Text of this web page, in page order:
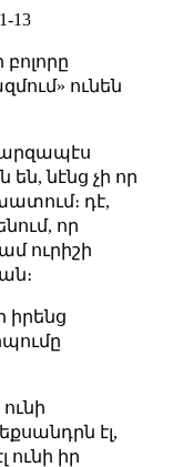
13
ունեն
նէնց չի որ
դէ,
որ
ուրիշի
իրենց
ունի
էլ,
ունի իր